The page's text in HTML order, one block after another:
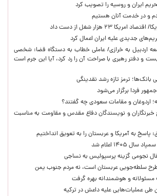
ایران و روسیه را تصویب کرد
و در خدمت آنان هستیم
۲۳ هزار شغل از دست داد
جدیدی علیه ایران اعمال کرد
اردبیل به خرازی/ عاملی خطاب به دستگاه قضا: شخصی
و دفتر رهبری با صراحت آن را رد کرد، آیا این جرم است
بانک‌ها؛ ترمز تازه رشد نقدینگی
فردا برگزار می‌شود
اردوغان و مقامات سعودی چه گفتند؟
خبرنگاران و نویسندگان دفاع مقدس و مقاومت به مناسبت
پاسخ به آمریکا و عربستان را به تعویق انداختیم
۱۴۰۵ اعلام شد
نجومی گزینه پرسپولیس به نساجی
طرح سلطه‌جویی عربستان است، نه مردم جنوب یمن
مسئولانه و هوشمندانه بهره گرفت